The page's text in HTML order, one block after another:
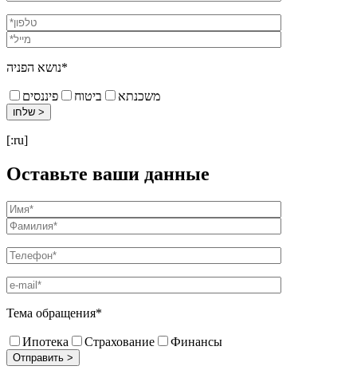
נושא הפניה*
משכנתא ביטוח פיננסים
[:ru]
Оставьте ваши данные
Тема обращения*
Ипотека Страхование Финансы